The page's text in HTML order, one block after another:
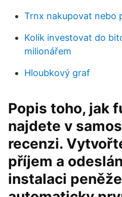
Trnx nakupovat nebo
Kolik investovat do
milionářem
Hloubkový graf
Popis toho, jak
najdete v
recenzi.
příjem a
instalaci